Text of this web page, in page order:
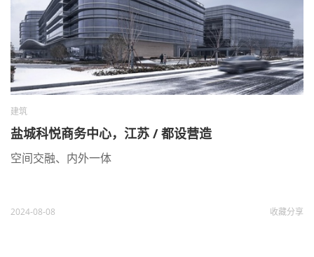
建筑
盐城科悦商务中心，江苏 / 都设营造
空间交融、内外一体
2024-08-08 收藏分享